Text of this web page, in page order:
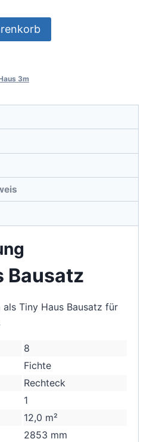
3m
Bausatz
als Tiny Haus Bausatz für
8
Fichte
Rechteck
1
12,0 m²
2853 mm